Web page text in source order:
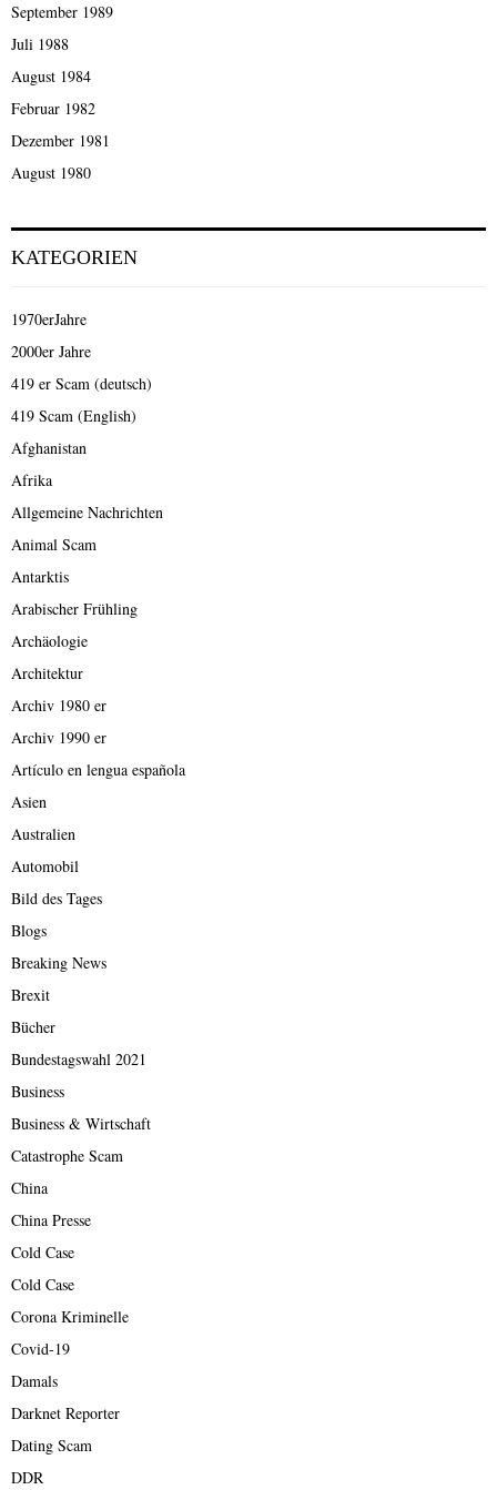
September 1989
Juli 1988
August 1984
Februar 1982
Dezember 1981
August 1980
KATEGORIEN
1970erJahre
2000er Jahre
419 er Scam (deutsch)
419 Scam (English)
Afghanistan
Afrika
Allgemeine Nachrichten
Animal Scam
Antarktis
Arabischer Frühling
Archäologie
Architektur
Archiv 1980 er
Archiv 1990 er
Artículo en lengua española
Asien
Australien
Automobil
Bild des Tages
Blogs
Breaking News
Brexit
Bücher
Bundestagswahl 2021
Business
Business & Wirtschaft
Catastrophe Scam
China
China Presse
Cold Case
Cold Case
Corona Kriminelle
Covid-19
Damals
Darknet Reporter
Dating Scam
DDR